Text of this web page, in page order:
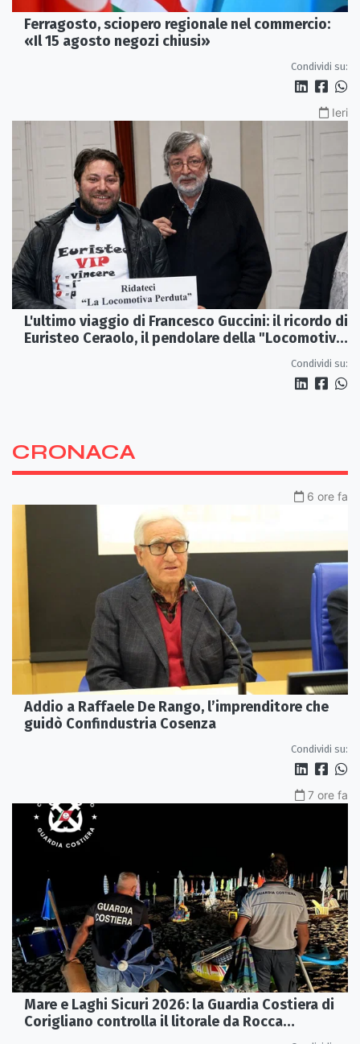
Ferragosto, sciopero regionale nel commercio:
«Il 15 agosto negozi chiusi»
Condividi su:
Ieri
L'ultimo viaggio di Francesco Guccini: il ricordo di
Euristeo Ceraolo, il pendolare della "Locomotiva
Condividi su:
CRONACA
6 ore fa
Addio a Raffaele De Rango, l’imprenditore che
guidò Confindustria Cosenza
Condividi su:
7 ore fa
Mare e Laghi Sicuri 2026: la Guardia Costiera di
Corigliano controlla il litorale da Rocca